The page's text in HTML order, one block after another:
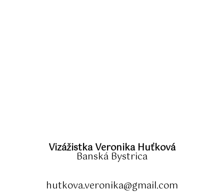
Vizážistka Veronika Huťková
Banská Bystrica
hutkova.veronika@gmail.com